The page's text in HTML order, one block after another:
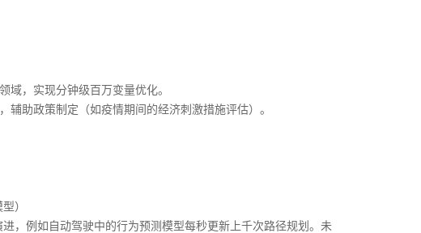
，实现分钟级百万变量优化。
助政策制定（如疫情期间的经济刺激措施评估）。
）
例如自动驾驶中的行为预测模型每秒更新上千次路径规划。未